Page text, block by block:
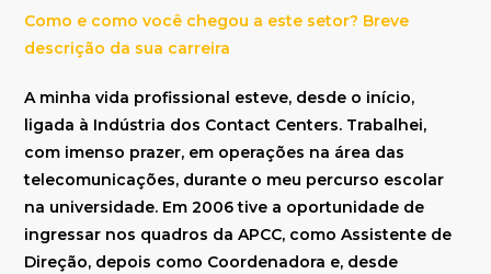
Como e como você chegou a este setor? Breve
descrição da sua carreira
A minha vida profissional esteve, desde o início,
ligada à Indústria dos Contact Centers. Trabalhei,
com imenso prazer, em operações na área das
telecomunicações, durante o meu percurso escolar
na universidade. Em 2006 tive a oportunidade de
ingressar nos quadros da APCC, como Assistente de
Direção, depois como Coordenadora e, desde